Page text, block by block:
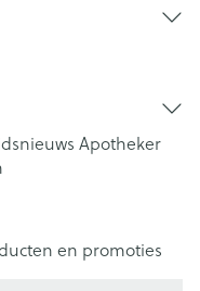
Apotheker
en promoties